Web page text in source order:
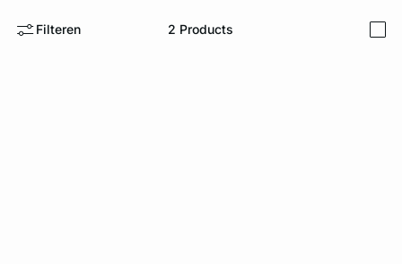
Filteren 2 Products